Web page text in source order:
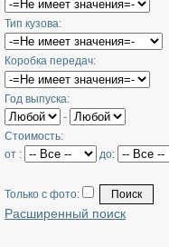
Тип кузова:
Коробка передач:
Год выпуска:
-
Стоимость:
от :
до:
Только с фото:
Расширенный поиск